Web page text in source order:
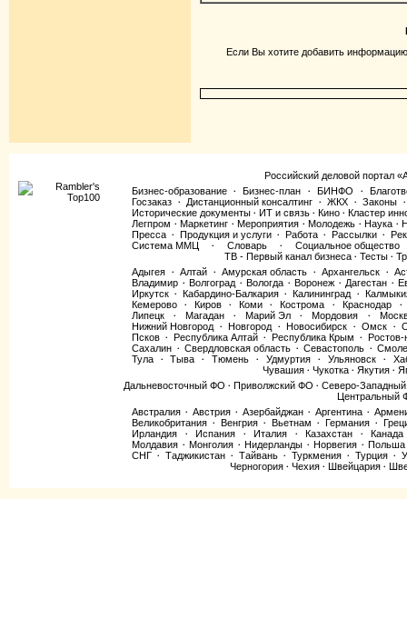
Если Вы хотите добавить
Российский деловой портал
Бизнес-образование
· Бизнес-план · БИНФО ·
Госзаказ
· Дистанционный консалтинг · ЖКХ · Законы ·
Исторические документы · ИТ и связь · Кино · Кластер
Легпром · Маркетинг · Мероприятия · Молодежь · Наука ·
Пресса · Продукция и услуги · Работа · Рассылки ·
Система ММЦ
· Словарь ·
Социальное общество
ТВ - Первый канал бизнеса · Тесты ·
Адыгея
· Алтай · Амурская область · Архангельск ·
Владимир · Волгоград · Вологда · Воронеж · Дагестан ·
Иркутск · Кабардино-Балкария · Калининград ·
Кемерово
· Киров · Коми · Кострома · Краснодар ·
Липецк · Магадан · Марий Эл · Мордовия ·
Нижний Новгород
· Новгород · Новосибирск · Омск ·
Псков · Республика Алтай · Республика Крым ·
Ростов-
Сахалин · Свердловская область · Севастополь ·
Тула
· Тыва · Тюмень · Удмуртия · Ульяновск ·
Чувашия · Чукотка · Якутия ·
Дальневосточный ФО · Приволжский ФО · Северо-
Центральный
Австралия · Австрия · Азербайджан · Аргентина ·
Великобритания · Венгрия · Вьетнам · Германия ·
Ирландия
· Испания · Италия · Казахстан ·
Канада
Молдавия · Монголия · Нидерланды · Норвегия · Польша
СНГ · Таджикистан · Тайвань · Туркмения · Турция ·
Черногория · Чехия · Швейцария ·